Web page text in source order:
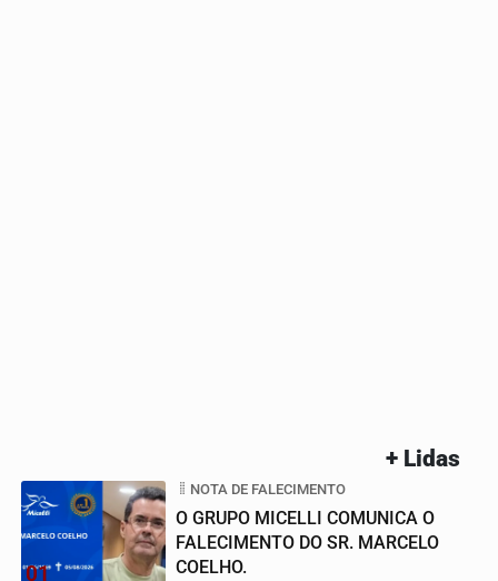
+ Lidas
01
NOTA DE FALECIMENTO
O GRUPO MICELLI COMUNICA O
FALECIMENTO DO SR. MARCELO
COELHO.